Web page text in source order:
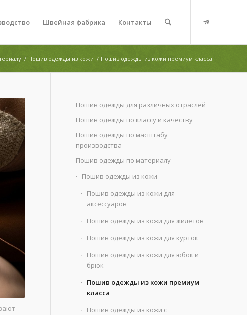
Швейная фабрика Контакты
/ Пошив одежды из кожи / Пошив одежды из кожи премиум класса
Пошив одежды для различных отраслей
Пошив одежды по классу и качеству
Пошив одежды по масштабу
производства
Пошив одежды по материалу
Пошив одежды из кожи
Пошив одежды из кожи для
аксессуаров
Пошив одежды из кожи для жилетов
Пошив одежды из кожи для курток
Пошив одежды из кожи для юбок и
брюк
Пошив одежды из кожи премиум
класса
Пошив одежды из кожи с